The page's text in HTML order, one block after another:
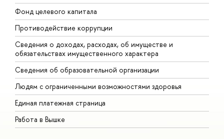
Фонд целевого капитала
Противодействие коррупции
Сведения о доходах, расходах, об имуществе и
обязательствах имущественного характера
Сведения об образовательной организации
Людям с ограниченными возможностями здоровья
Единая платежная страница
Работа в Вышке